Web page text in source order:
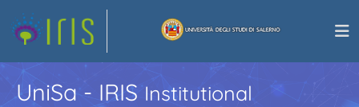
UniSa - IRISInstitutional